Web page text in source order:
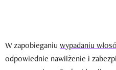
W zapobieganiu wypadaniu
odpowiednie nawilżenie i